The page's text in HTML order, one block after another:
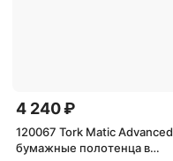
4 240 ₽
120067 Tork Matic Advanced
бумажные полотенца в